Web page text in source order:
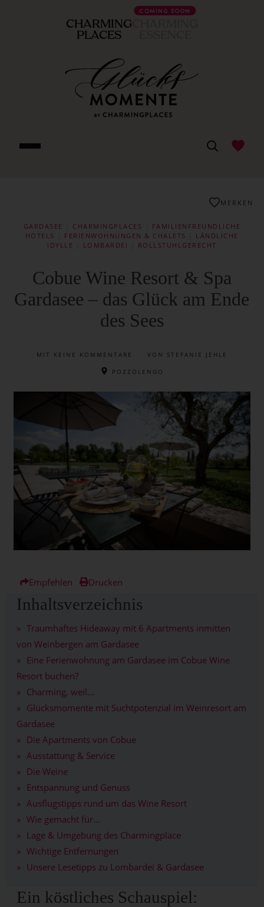
CHARMING
PLACES
COMING SOON
GARDASEE CHARMINGPLACES
FAMILIENFREUNDLICHE
HOTELS
FERIENWOHNUNGEN & CHALETS
LÄNDLICHE
IDYLLE
LOMBARDEI ROLLSTUHLGERECHT
Cobue Wine Resort & Spa
Gardasee – das Glück am Ende
des Sees
MIT KEINE KOMMENTARE VON STEFANIE JEHLE
POZZOLENGO
MERKEN
Empfehlen Drucken
Inhaltsverzeichnis
Traumhaftes Hideaway mit 6 Apartments inmitten
von Weinbergen am Gardasee
Eine Ferienwohnung am Gardasee im Cobue Wine
Resort buchen?
Charming, weil...
Glücksmomente mit Suchtpotenzial im Weinresort am
Gardasee
Die Apartments von Cobue
Ausstattung & Service
Die Weine
Entspannung und Genuss
Ausflugstipps rund um das Wine Resort
Wie gemacht für...
Lage & Umgebung des Charmingplace
Wichtige Entfernungen
Unsere Lesetipps zu Lombardei & Gardasee
Ein köstliches Schauspiel: